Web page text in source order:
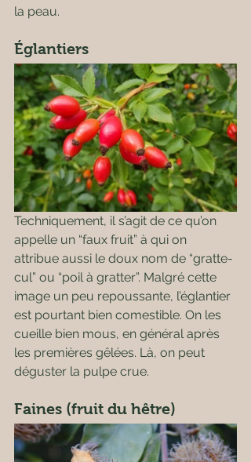
la peau.
Églantiers
Techniquement, il s’agit de ce qu’on
appelle un “faux fruit” à qui on
attribue aussi le doux nom de “gratte-
cul” ou “poil à gratter”. Malgré cette
image un peu repoussante, l’églantier
est pourtant bien comestible. On les
cueille bien mous, en général après
les premières gêlées. Là, on peut
déguster la pulpe crue.
Faines (fruit du hêtre)